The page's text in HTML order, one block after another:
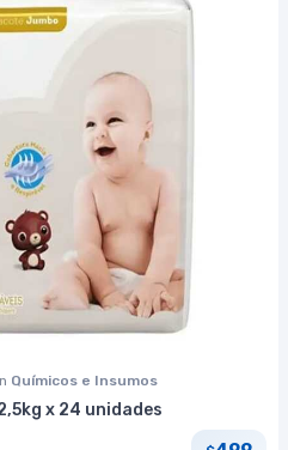
Químicos e Insumos
x 24 unidades